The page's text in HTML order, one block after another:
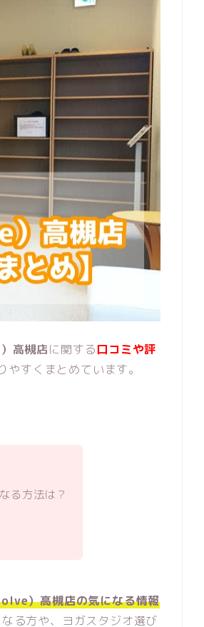
高槻店に関する口コミや評
やすくまとめています。
る方法は？
）高槻店の気になる情報
る方や、ヨガスタジオ選び